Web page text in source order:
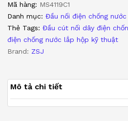
bảng
điều
khiển
IP68
chính
ZSJ
M19-
Mã hàng: MS4119C1
Danh mục: Đầu nối điện chống nước
Thẻ Tags: Đầu cút nối dây điện
điện chống nước lắp hộp kỹ thuật
Brand: ZSJ
Mô tả chi tiết